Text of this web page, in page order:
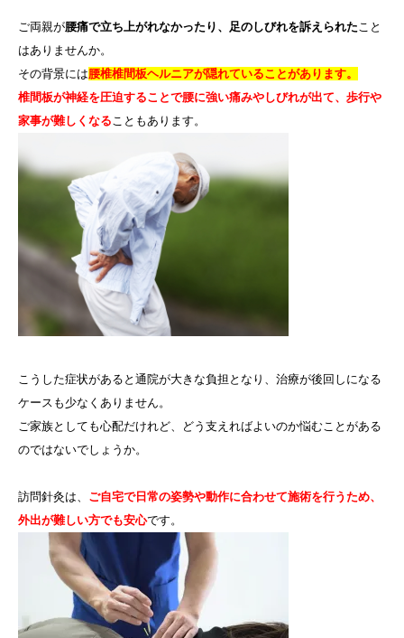
ご両親が腰痛で立ち上がれなかったり、足のしびれを訴えられたこと
はありませんか。
その背景には腰椎椎間板ヘルニアが隠れていることがあります。
椎間板が神経を圧迫することで腰に強い痛みやしびれが出て、歩行や
家事が難しくなることもあります。
こうした症状があると通院が大きな負担となり、治療が後回しになる
ケースも少なくありません。
ご家族としても心配だけれど、どう支えればよいのか悩むことがある
のではないでしょうか。
訪問針灸は、 ご自宅で日常の姿勢や動作に合わせて施術を行うため、
外出が難しい方でも安心です。